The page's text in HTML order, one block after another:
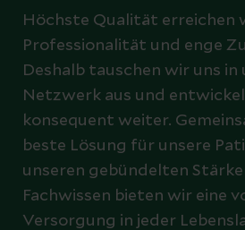
Höchste Qualität erreichen
Professionalität und enge
Deshalb tauschen wir uns in
Netzwerk aus und
konsequent weiter.
beste Lösung für unsere
unseren gebündelten
Fachwissen bieten wir eine
Versorgung in jeder